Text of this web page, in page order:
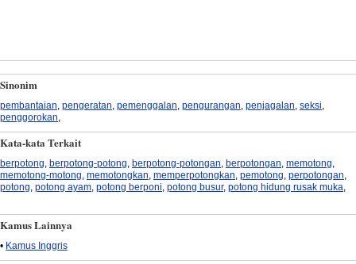
Sinonim
pembantaian pengeratan pemenggalan pengurangan penjagalan seksi
penggorokan
Kata-kata Terkait
berpotong, berpotong-potong, berpotong-potongan, berpotongan, memotong,
memotong-motong, memotongkan, memperpotongkan, pemotong, perpotongan,
potong, potong ayam, potong berponi, potong busur, potong hidung rusak muka,
Kamus Lainnya
• Kamus Inggris